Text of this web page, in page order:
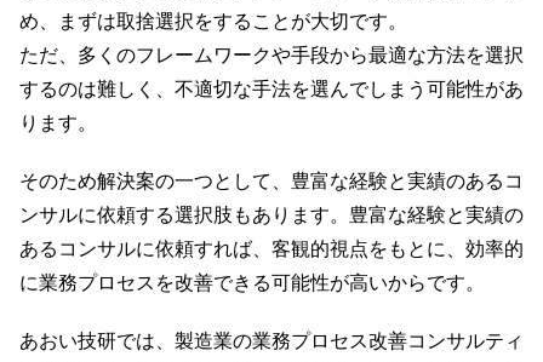
め、まずは取捨選択をすることが大切です。
ただ、多くのフレームワークや手段から最適な方法を選択
するのは難しく、不適切な手法を選んでしまう可能性があ
ります。
そのため解決案の一つとして、豊富な経験と実績のあるコ
ンサルに依頼する選択肢もあります。豊富な経験と実績の
あるコンサルに依頼すれば、客観的視点をもとに、効率的
に業務プロセスを改善できる可能性が高いからです。
あおい技研では、製造業の業務プロセス改善コンサルティ